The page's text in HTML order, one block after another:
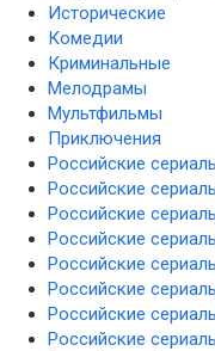
Исторические
Комедии
Криминальные
Мелодрамы
Мультфильмы
Приключения
Российские
Российские
Российские
Российские
Российские
Российские
Российские
Российские